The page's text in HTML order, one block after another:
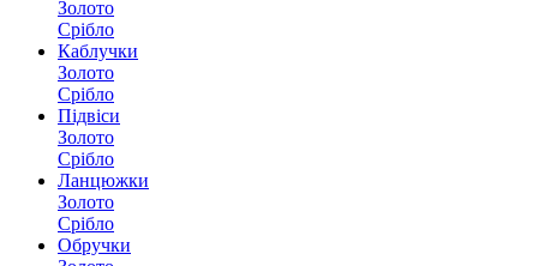
Золото
Срібло
Каблучки
Золото
Срібло
Підвіси
Золото
Срібло
Ланцюжки
Золото
Срібло
Обручки